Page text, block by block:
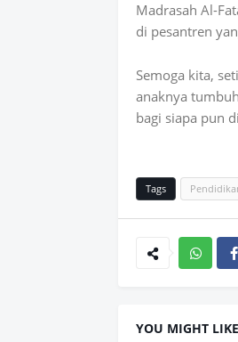
Madrasah Al-
di pesantren
Semoga kita,
anaknya
bagi siapa pun
Tags
YOU MIGHT LIKE